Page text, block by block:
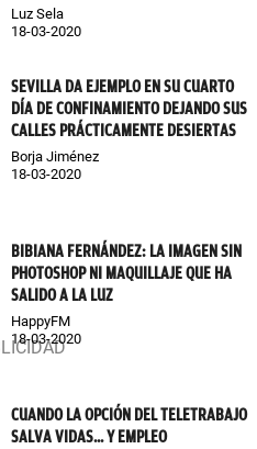
Luz Sela
18-03-2020
SEVILLA DA EJEMPLO EN SU CUARTO
DÍA DE CONFINAMIENTO DEJANDO SUS
CALLES PRÁCTICAMENTE DESIERTAS
Borja Jiménez
18-03-2020
BIBIANA FERNÁNDEZ: LA IMAGEN SIN
PHOTOSHOP NI MAQUILLAJE QUE HA
SALIDO A LA LUZ
HappyFM
18-03-2020
CUANDO LA OPCIÓN DEL TELETRABAJO
SALVA VIDAS... Y EMPLEO